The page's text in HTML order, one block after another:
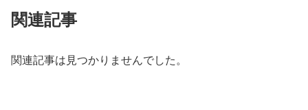
関連記事
関連記事は見つかりませんでした。